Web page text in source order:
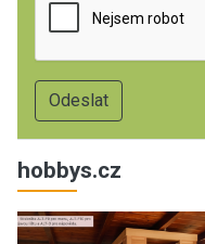
hobbys.cz